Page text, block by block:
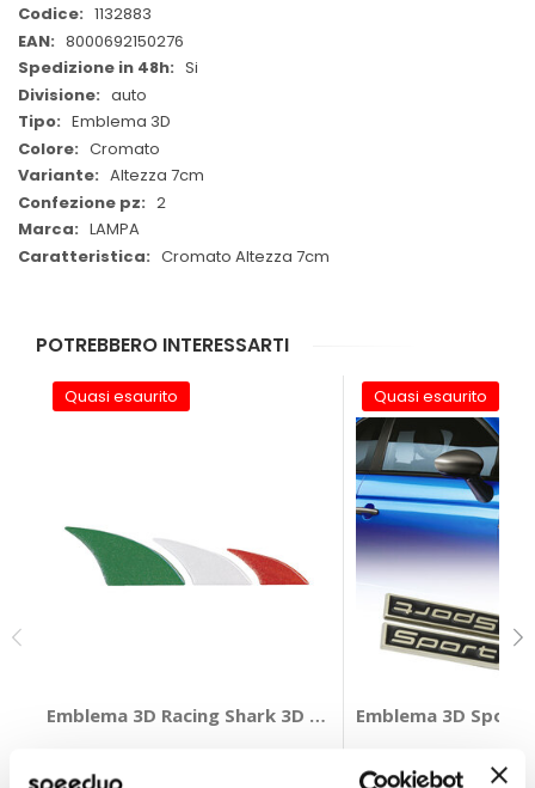
Maggiori
Informazioni
1132883
8000692150276
Si
auto
Emblema 3D
Cromato
Altezza 7cm
2
LAMPA
Cromato Altezza 7cm
POTREBBERO INTERESSARTI
Quasi esaurito
Emblema 3D Racing Shark 3D - GAT
Tricolore 172x36mm
Quasi esaurito
Emblema 3D Sport
Blu 130x15x4mm